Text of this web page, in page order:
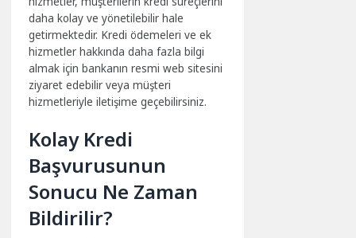
daha kolay ve yönetilebilir hale
getirmektedir. Kredi ödemeleri ve ek
hizmetler hakkında daha fazla bilgi
almak için bankanın resmi web sitesini
ziyaret edebilir veya müşteri
hizmetleriyle iletişime geçebilirsiniz.
Kolay Kredi
Başvurusunun
Sonucu Ne Zaman
Bildirilir?